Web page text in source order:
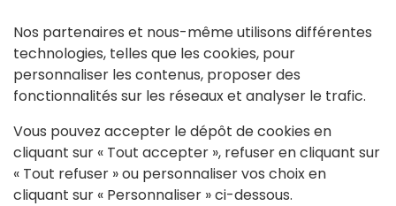
Nos partenaires et nous-même utilisons différentes
technologies, telles que les cookies, pour
personnaliser les contenus, proposer des
fonctionnalités sur les réseaux et analyser le trafic.
Vous pouvez accepter le dépôt de cookies en
cliquant sur « Tout accepter », refuser en cliquant sur
« Tout refuser » ou personnaliser vos choix en
cliquant sur « Personnaliser » ci-dessous.
Suivez-nous
Partagez avec #paysdancenis